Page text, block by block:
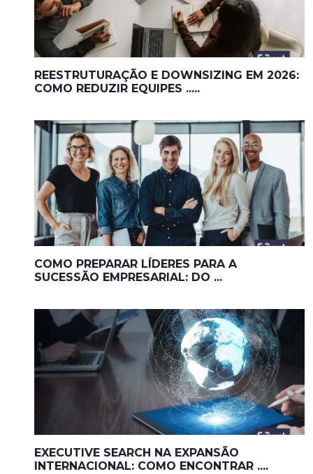
REESTRUTURAÇÃO E DOWNSIZING EM 2026:
COMO REDUZIR EQUIPES .....
COMO PREPARAR LÍDERES PARA A
SUCESSÃO EMPRESARIAL: DO ...
EXECUTIVE SEARCH NA EXPANSÃO
INTERNACIONAL: COMO ENCONTRAR ....